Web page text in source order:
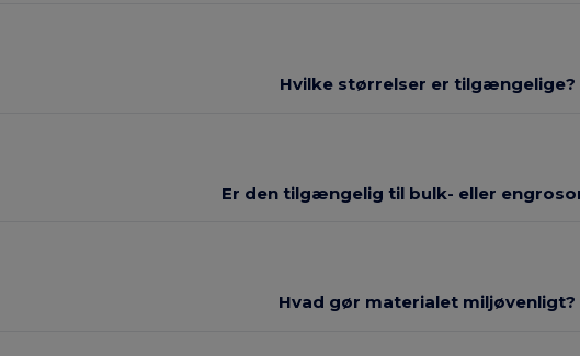
Hvilke størrelser er tilgængelige?
Er den tilgængelig til bulk- eller
Hvad gør materialet miljøvenligt?